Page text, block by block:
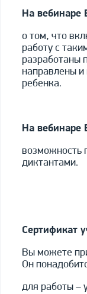
На
о том, что
работу с
разработаны
направлены
ребенка.
На
возможность
диктантами.
Сертификат
Вы можете
Он
для работы –